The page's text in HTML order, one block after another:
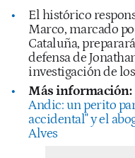
El histórico
Marco, marcado
Cataluña,
defensa de
investigación de
Más información:
Andic: un perito
accidental" y el
Alves